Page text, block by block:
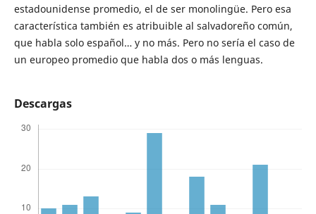
estadounidense promedio, el de ser monolingüe. Pero esa
característica también es atribuible al salvadoreño común,
que habla solo español… y no más. Pero no sería el caso de
un europeo promedio que habla dos o más lenguas.
Descargas